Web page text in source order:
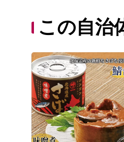
この自治